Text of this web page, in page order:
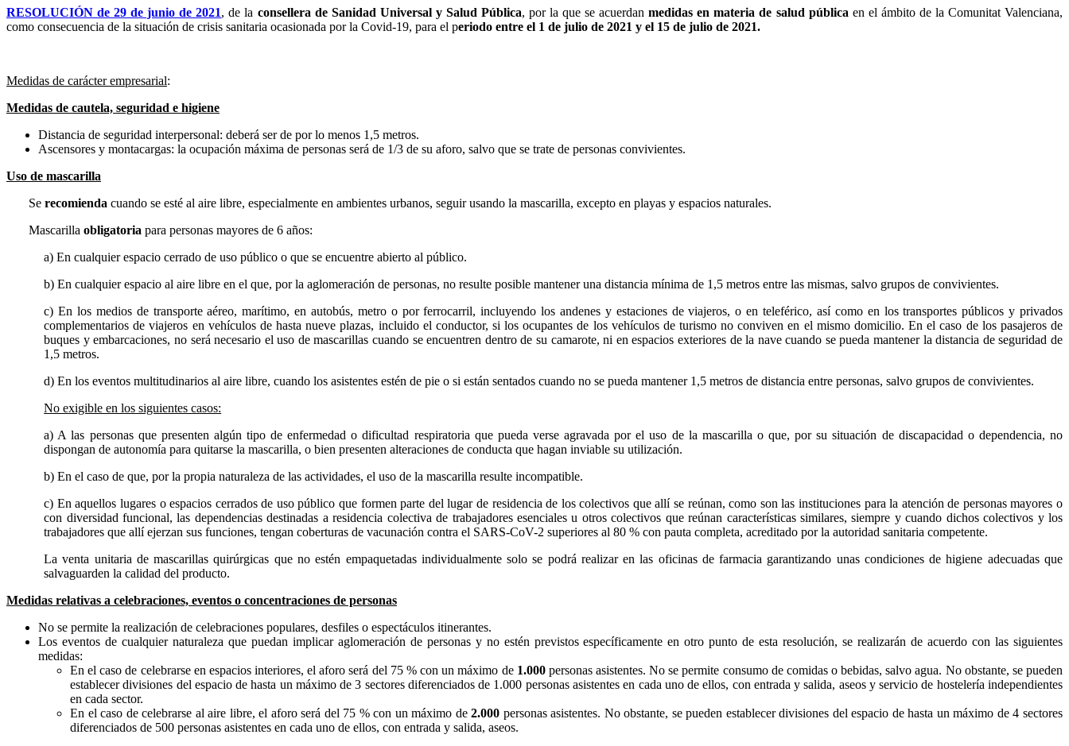
RESOLUCIÓN de 29 de junio de 2021, de la consellera de Sanidad Universal y Salud Pública, por la que se acuerdanmedidas en materia de salud pública en el ámbito de la Comunitat Valenciana,
como consecuencia de la situación de crisis sanitaria ocasionada por la Covid-19, para el periodo entre el 1 de julio de 2021 y el 15 de julio de 2021.
Medidas de carácter empresarial:
Medidas de cautela, seguridad e higiene
Distancia de seguridad interpersonal: deberá ser de por lo menos 1,5 metros.
Ascensores y montacargas: la ocupación máxima de personas será de 1/3 de su aforo, salvo que se trate de personas convivientes.
Uso de mascarilla
Serecomienda cuando se esté al aire libre, especialmente en ambientes urbanos, seguir usando la mascarilla, excepto en playas y espacios naturales.
Mascarillaobligatoria para personas mayores de 6 años:
a) En cualquier espacio cerrado de uso público o que se encuentre abierto al público.
b) En cualquier espacio al aire libre en el que, por la aglomeración de personas, no resulte posible mantener una distancia mínima de 1,5 metros entre las mismas, salvo grupos de convivientes.
c) En los medios de transporte aéreo, marítimo, en autobús, metro o por ferrocarril, incluyendo los andenes y estaciones de viajeros, o en teleférico, así como en los transportes públicos y privados
complementarios de viajeros en vehículos de hasta nueve plazas, incluido el conductor, si los ocupantes de los vehículos de turismo no conviven en el mismo domicilio. En el caso de los pasajeros de
buques y embarcaciones, no será necesario el uso de mascarillas cuando se encuentren dentro de su camarote, ni en espacios exteriores de la nave cuando se pueda mantener la distancia de seguridad de
1,5 metros.
d) En los eventos multitudinarios al aire libre, cuando los asistentes estén de pie o si están sentados cuando no se pueda mantener 1,5 metros de distancia entre personas, salvo grupos de convivientes.
No exigible en los siguientes casos:
a) A las personas que presenten algún tipo de enfermedad o dificultad respiratoria que pueda verse agravada por el uso de la mascarilla o que, por su situación de discapacidad o dependencia, no
dispongan de autonomía para quitarse la mascarilla, o bien presenten alteraciones de conducta que hagan inviable su utilización.
b) En el caso de que, por la propia naturaleza de las actividades, el uso de la mascarilla resulte incompatible.
c) En aquellos lugares o espacios cerrados de uso público que formen parte del lugar de residencia de los colectivos que allí se reúnan, como son las instituciones para la atención de personas mayores o
con diversidad funcional, las dependencias destinadas a residencia colectiva de trabajadores esenciales u otros colectivos que reúnan características similares, siempre y cuando dichos colectivos y los
trabajadores que allí ejerzan sus funciones, tengan coberturas de vacunación contra el SARS-CoV-2 superiores al 80 % con pauta completa, acreditado por la autoridad sanitaria competente.
La venta unitaria de mascarillas quirúrgicas que no estén empaquetadas individualmente solo se podrá realizar en las oficinas de farmacia garantizando unas condiciones de higiene adecuadas que
salvaguarden la calidad del producto.
Medidas relativas a celebraciones, eventos o concentraciones de personas
No se permite la realización de celebraciones populares, desfiles o espectáculos itinerantes.
Los eventos de cualquier naturaleza que puedan implicar aglomeración de personas y no estén previstos específicamente en otro punto de esta resolución, se realizarán de acuerdo con las siguientes
medidas:
En el caso de celebrarse en espacios interiores, el aforo será del 75 % con un máximo de 1.000personas asistentes. No se permite consumo de comidas o bebidas, salvo agua. No obstante, se pueden
establecer divisiones del espacio de hasta un máximo de 3 sectores diferenciados de 1.000 personas asistentes en cada uno de ellos, con entrada y salida, aseos y servicio de hostelería independientes
en cada sector.
En el caso de celebrarse al aire libre, el aforo será del 75 % con un máximo de2.000 personas asistentes. No obstante, se pueden establecer divisiones del espacio de hasta un máximo de 4 sectores
diferenciados de 500 personas asistentes en cada uno de ellos, con entrada y salida, aseos.